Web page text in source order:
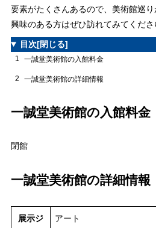
要素がたくさんあるので、美術館巡
興味のある方はぜひ訪れてみてくださ
目次[閉じる]
1 一誠堂美術館の入館料金
2 一誠堂美術館の詳細情報
一誠堂美術館の入館料金
閉館
一誠堂美術館の詳細情報
展示ジ
アート